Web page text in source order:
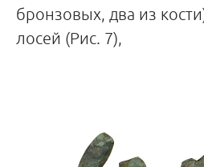
бронзовых, два из
лосей (Рис. 7),